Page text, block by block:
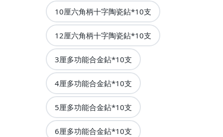
10厘六角柄十字陶瓷鉆*10支
12厘六角柄十字陶瓷鉆*10支
3厘多功能合金鉆*10支
4厘多功能合金鉆*10支
5厘多功能合金鉆*10支
6厘多功能合金鉆*10支